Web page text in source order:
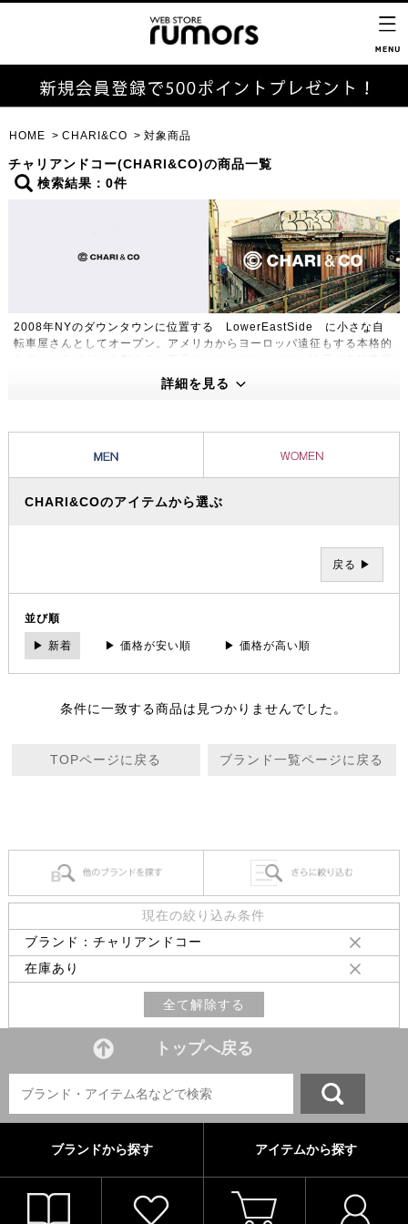
HOME CHARI&CO 対象商品
チャリアンドコー(CHARI&CO)の商品一覧
検索結果：0件
2008年NYのダウンタウンに位置する LowerEastSide に小さな自
転車屋さんとしてオープン。アメリカからヨーロッパ遠征もする本格的
としてのルーツを忘れず、ニューヨークのシーンをとらえ続ける
CHARI&CO としての思いが常に込められている。
詳細を見る
CHARI&COのアイテムから選ぶ
戻る ▶
並び順
▶ 新着 ▶ 価格が安い順 ▶ 価格が高い順
条件に一致する商品は見つかりませんでした。
TOPページに戻る ブランド一覧ページに戻る
現在の絞り込み条件
ブランド：チャリアンドコー
在庫あり
全て解除する
トップへ戻る
ブランドから探す アイテムから探す